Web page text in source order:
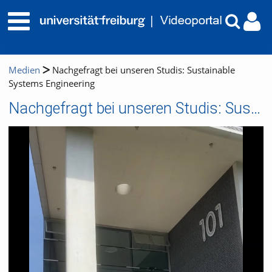
Medien
Nachgefragt bei unseren Studis: Sustainable
Systems Engineering
Nachgefragt bei unseren Studis: Sustainable Systems Engineering